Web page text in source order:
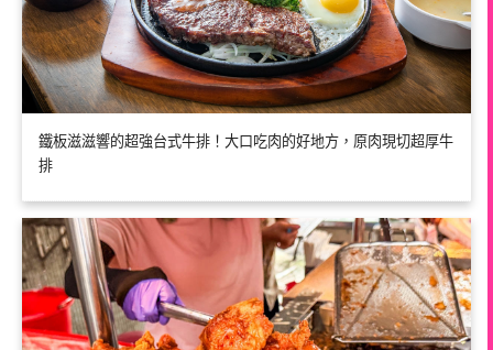
鐵板滋滋響的超強台式牛排！大口吃肉的好地方，原肉現切超厚牛
排